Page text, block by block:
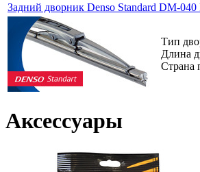
Задний дворник Denso Standard DM-040
Тип
Длина
Страна
Аксессуары